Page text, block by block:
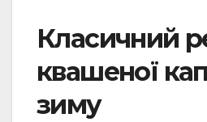
Класичний
квашеної
зиму